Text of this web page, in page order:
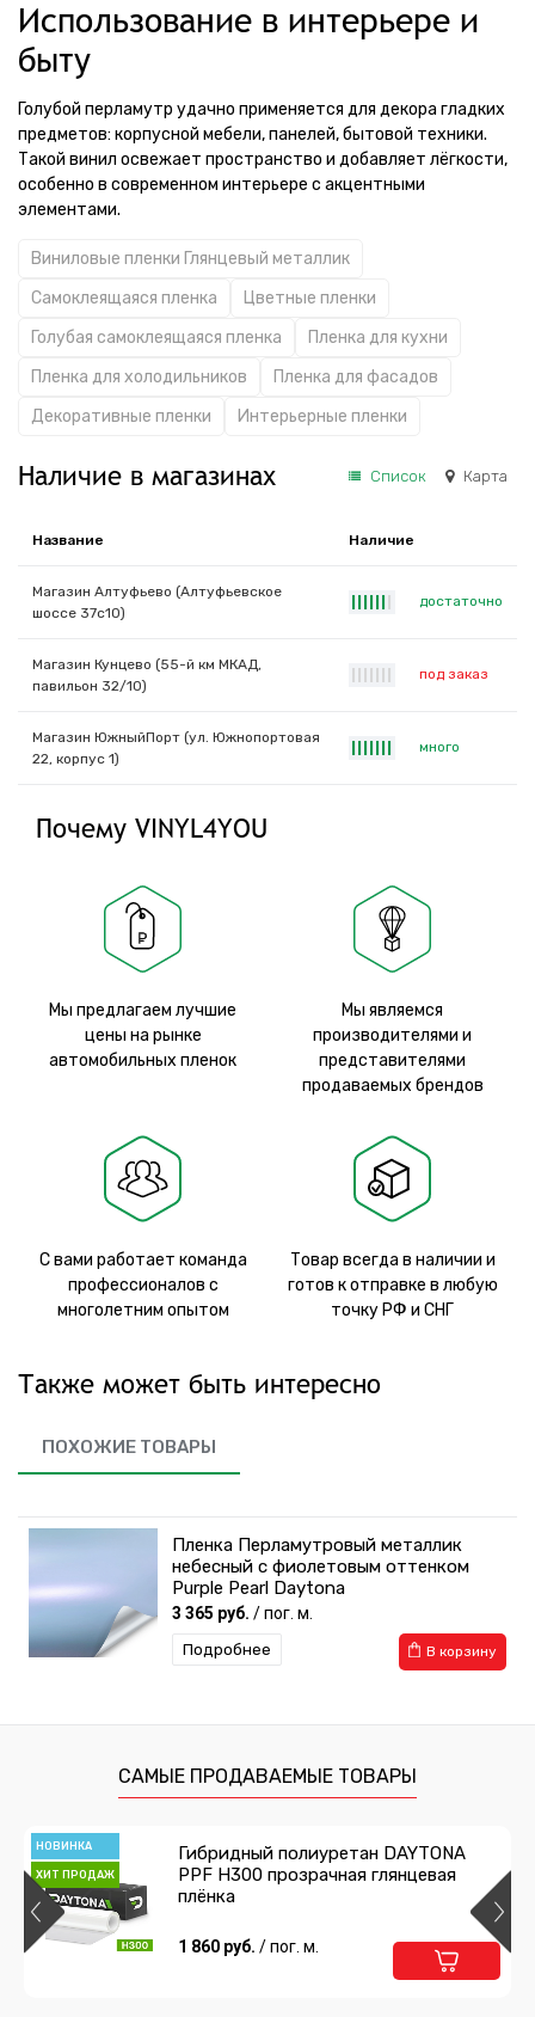
Использование в интерьере и
быту
Голубой перламутр удачно применяется для декора гладких
предметов: корпусной мебели, панелей, бытовой техники.
Такой винил освежает пространство и добавляет лёгкости,
особенно в современном интерьере с акцентными
элементами.
Виниловые пленки Глянцевый металлик
Самоклеящаяся пленка
Цветные пленки
Голубая самоклеящаяся пленка
Пленка для кухни
Пленка для холодильников
Пленка для фасадов
Декоративные пленки
Интерьерные пленки
Наличие в магазинах Список Карта
Название Наличие
Магазин Алтуфьево (Алтуфьевское
шоссе 37с10)
достаточно
Магазин Кунцево (55-й км МКАД,
павильон 32/10)
под заказ
Магазин ЮжныйПорт (ул. Южнопортовая
22, корпус 1)
много
Почему VINYL4YOU
Мы предлагаем лучшие
цены на рынке
автомобильных пленок
Мы являемся
производителями и
представителями
продаваемых брендов
С вами работает команда
профессионалов с
многолетним опытом
Товар всегда в наличии и
готов к отправке в любую
точку РФ и СНГ
Также может быть интересно
ПОХОЖИЕ ТОВАРЫ
Пленка Перламутровый металлик
небесный с фиолетовым оттенком
Purple Pearl Daytona
3 365 руб. / пог. м.
В корзину
Подробнее
САМЫЕ ПРОДАВАЕМЫЕ ТОВАРЫ
НОВИНКА
ХИТ ПРОДАЖ
Гибридный полиуретан DAYTONA
PPF H300 прозрачная глянцевая
плёнка
1 860 руб. / пог. м.